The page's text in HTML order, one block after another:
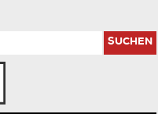
SUCHEN